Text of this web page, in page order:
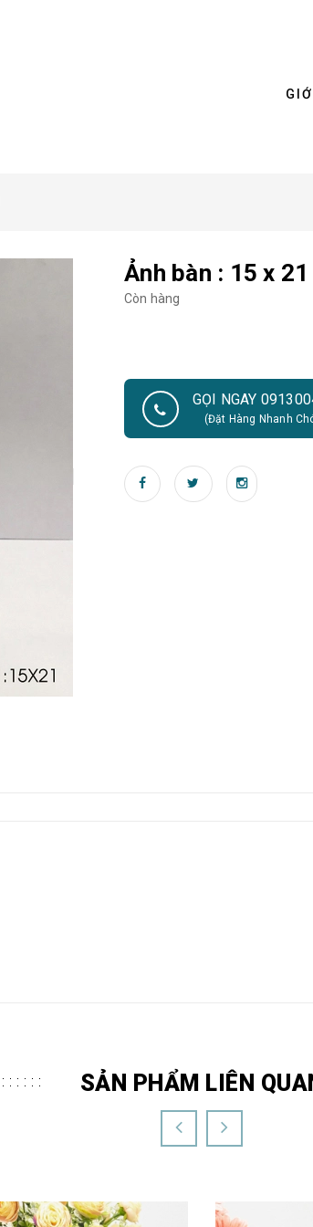
Ảnh bàn : 15 x 21
Còn hàng
GỌI NGAY
(Đặt Hàng Nhanh
SẢN PHẨM LIÊN